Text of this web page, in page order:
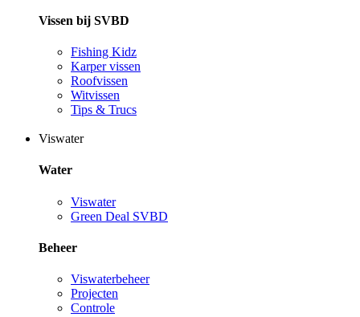
Vissen bij SVBD
Fishing Kidz
Karper vissen
Roofvissen
Witvissen
Tips & Trucs
Viswater
Water
Viswater
Green Deal SVBD
Beheer
Viswaterbeheer
Projecten
Controle